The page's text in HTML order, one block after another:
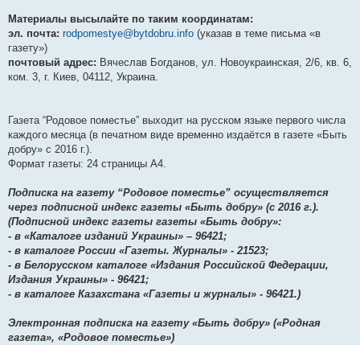
Материалы высылайте по таким координатам:
эл. почта: rodpomestye@bytdobru.info (указав в теме письма «в
газету»)
почтовый адрес: Вячеслав Богданов, ул. Новоукраинская, 2/6, кв. 6,
ком. 3, г. Киев, 04112, Украина.
Газета “Родовое поместье” выходит на русском языке первого числа
каждого месяца (в печатном виде временно издаётся в газете «Быть
добру» c 2016 г.).
Формат газеты: 24 страницы А4.
Подписка на газету “Родовое поместье” осуществляется
через подписной индекс газеты «Быть добру» (c 2016 г.).
(Подписной индекс газеты газеты «Быть добру»:
- в «Каталоге изданий Украины» – 96421;
- в каталоге России «Газеты. Журналы» - 21523;
- в Белорусском каталоге «Издания Российской Федерации,
Издания Украины» - 96421;
- в каталоге Казахстана «Газеты и журналы» - 96421.)
Электронная подписка на газету «Быть добру» («Родная
газета», «Родовое поместье»)